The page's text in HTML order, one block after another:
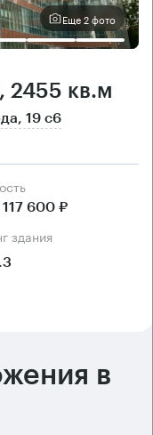
Еще 2 фото
2455 кв.м
19 с6
600 ₽
здания
в